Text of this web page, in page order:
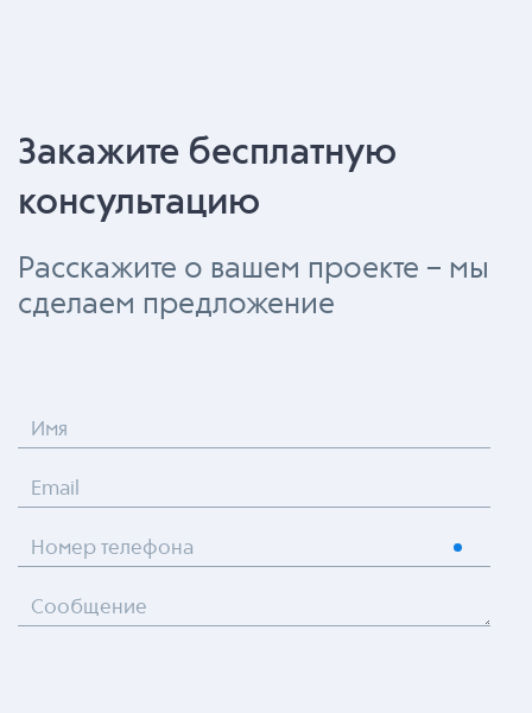
Закажите бесплатную
консультацию
Расскажите о вашем проекте – мы
сделаем предложение
Имя
Email
Номер телефона
Сообщение